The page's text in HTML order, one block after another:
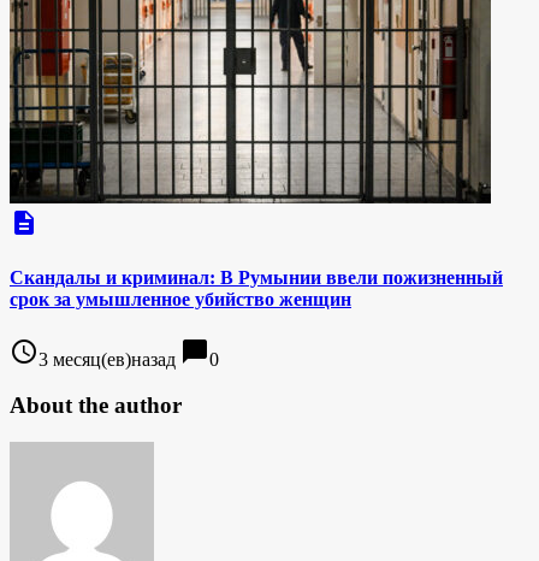
description
Скандалы и криминал: В Румынии ввели пожизненный
срок за умышленное убийство женщин
access_time3 месяц(ев)назад chat_bubble0
About the author